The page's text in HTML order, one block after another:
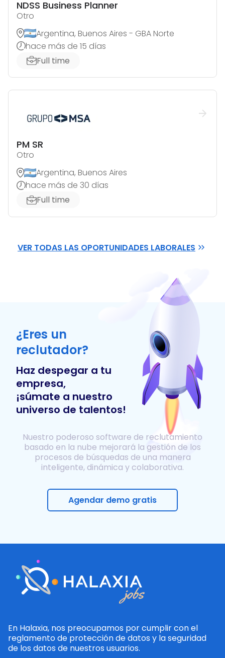
NDSS Business Planner
Otro
Argentina, Buenos Aires - GBA Norte
hace más de 15 días
Full time
PM SR
Otro
Argentina, Buenos Aires
hace más de 30 días
Full time
VER TODAS LAS OPORTUNIDADES LABORALES
¿Eres un
reclutador?
Haz despegar a tu
empresa,
¡súmate a nuestro
universo de talentos!
Nuestro poderoso software de reclutamiento
basado en la nube mejorará la gestión de los
procesos de búsquedas de una manera
inteligente, dinámica y colaborativa.
Agendar demo gratis
En Halaxia, nos preocupamos por cumplir con el
reglamento de protección de datos y la seguridad
de los datos de nuestros usuarios.